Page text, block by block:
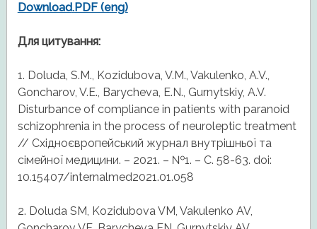
Download.PDF (eng)
Для цитування:
1. Doluda, S.M., Kozidubova, V.M., Vakulenko, A.V.,
Goncharov, V.E., Barycheva, E.N., Gurnytskiy, A.V.
Disturbance of compliance in patients with paranoid
schizophrenia in the process of neuroleptic treatment
// Східноєвропейський журнал внутрішньої та
сімейної медицини. – 2021. – №1. – С. 58-63. doi:
10.15407/internalmed2021.01.058
2. Doluda SM, Kozidubova VM, Vakulenko AV,